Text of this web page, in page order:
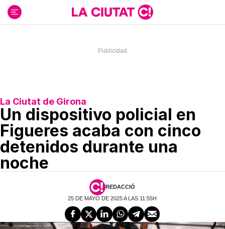
contenido
La Ciutat de Girona
Un dispositivo policial en
Figueres acaba con cinco
detenidos durante una
noche
REDACCIÓ
25 DE MAYO DE 2025 A LAS 11:55H